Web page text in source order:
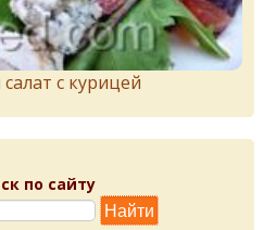
с курицей
по сайту